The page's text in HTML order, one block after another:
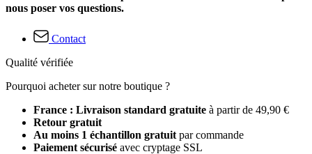
nous poser vos questions.
Contact
Qualité vérifiée
Pourquoi acheter sur notre boutique ?
France : Livraison standard gratuite à partir de 49,90 €
Retour gratuit
Au moins 1 échantillon gratuit par commande
Paiement sécurisé avec cryptage SSL